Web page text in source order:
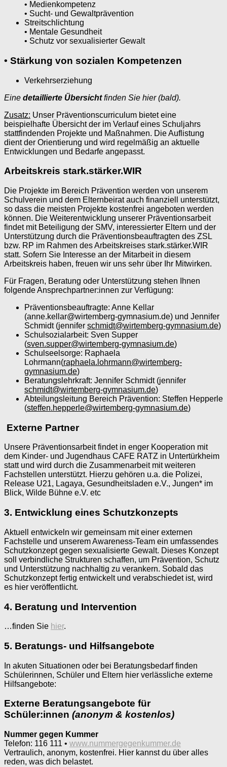
• Medienkompetenz
• Sucht- und Gewaltprävention
Streitschlichtung
• Mentale Gesundheit
• Schutz vor sexualisierter Gewalt
• Stärkung von sozialen Kompetenzen
Verkehrserziehung
Eine detaillierte Übersichtfinden Sie hier (bald).
Zusatz: Unser Präventionscurriculum bietet eine
beispielhafte Übersicht der im Verlauf eines Schuljahrs
stattfindenden Projekte und Maßnahmen. Die Auflistung
dient der Orientierung und wird regelmäßig an aktuelle
Entwicklungen und Bedarfe angepasst.
Arbeitskreis stark.stärker.WIR
Die Projekte im Bereich Prävention werden von unserem
Schulverein und dem Elternbeirat auch finanziell unterstützt,
so dass die meisten Projekte kostenfrei angeboten werden
können. Die Weiterentwicklung unserer Präventionsarbeit
findet mit Beteiligung der SMV, interessierter Eltern und der
Unterstützung durch die Präventionsbeauftragten des ZSL
bzw. RP im Rahmen des Arbeitskreises stark.stärker.WIR
statt. Sofern Sie Interesse an der Mitarbeit in diesem
Arbeitskreis haben, freuen wir uns sehr über Ihr Mitwirken.
Für Fragen, Beratung oder Unterstützung stehen Ihnen
folgende Ansprechpartner:innen zur Verfügung:
Präventionsbeauftragte: Anne Kellar
(anne.kellar@wirtemberg-gymnasium.de) und Jennifer
Schmidt (jennifer schmidt@wirtemberg-gymnasium.de)
Schulsozialarbeit: Sven Supper
(sven.supper@wirtemberg-gymnasium.de)
Schulseelsorge: Raphaela
Lohrmann(raphaela.lohrmann@wirtemberg-
gymnasium.de)
Beratungslehrkraft: Jennifer Schmidt (jennifer
schmidt@wirtemberg-gymnasium.de)
Abteilungsleitung Bereich Prävention: Steffen Hepperle
(steffen.hepperle@wirtemberg-gymnasium.de)
Externe Partner
Unsere Präventionsarbeit findet in enger Kooperation mit
dem Kinder- und Jugendhaus CAFE RATZ in Untertürkheim
statt und wird durch die Zusammenarbeit mit weiteren
Fachstellen unterstützt. Hierzu gehören u.a. die Polizei,
Release U21, Lagaya, Gesundheitsladen e.V., Jungen* im
Blick, Wilde Bühne e.V. etc
3. Entwicklung eines Schutzkonzepts
Aktuell entwickeln wir gemeinsam mit einer externen
Fachstelle und unserem Awareness-Team ein umfassendes
Schutzkonzept gegen sexualisierte Gewalt. Dieses Konzept
soll verbindliche Strukturen schaffen, um Prävention, Schutz
und Unterstützung nachhaltig zu verankern. Sobald das
Schutzkonzept fertig entwickelt und verabschiedet ist, wird
es hier veröffentlicht.
4. Beratung und Intervention
…finden Sie hier.
5. Beratungs- und Hilfsangebote
In akuten Situationen oder bei Beratungsbedarf finden
Schülerinnen, Schüler und Eltern hier verlässliche externe
Hilfsangebote:
Externe Beratungsangebote für
Schüler:innen (anonym & kostenlos)
Nummer gegen Kummer
Telefon: 116 111 • www.nummergegenkummer.de
Vertraulich, anonym, kostenfrei. Hier kannst du über alles
reden, was dich belastet.